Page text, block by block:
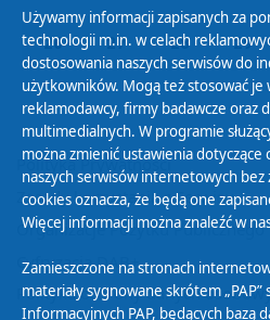
26 27 28 29
Polityka Prywatności
Zasady korzystania z Serwisu
Organizacje Pożytku Publicznego
Cyfryzacja DAB+
Polityka ochrony danych
Używamy informacji zapisanych za
technologii m.in. w celach
dostosowania naszych serwisów do
użytkowników. Mogą też stosować je
reklamodawcy, firmy badawcze oraz
multimedialnych. W programie
można zmienić ustawienia dotyczące
naszych serwisów internetowych
cookies oznacza, że będą one
Więcej informacji można znaleźć w
Zamieszczone na stronach
materiały sygnowane skrótem
Informacyjnych PAP, będących bazą